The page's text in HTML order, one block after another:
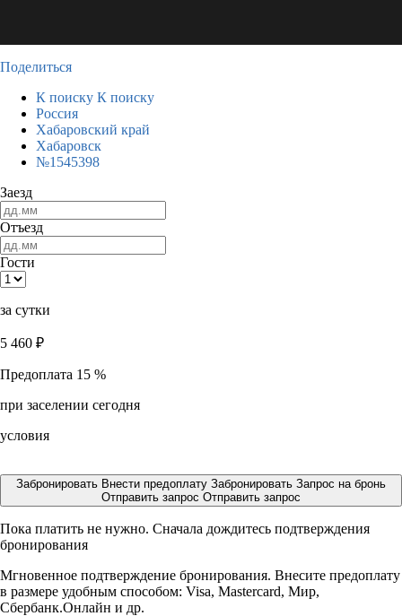
Поделиться
К поиску К поиску
Россия
Хабаровский край
Хабаровск
№1545398
Заезд
Отъезд
Гости
за сутки
5 460 ₽
Предоплата 15 %
при заселении сегодня
условия
Забронировать Внести предоплату Забронировать Запрос на бронь
Отправить запрос Отправить запрос
Пока платить не нужно. Сначала дождитесь подтверждения
бронирования
Мгновенное подтверждение бронирования. Внесите предоплату
в размере удобным способом: Visa, Mastercard, Мир,
Сбербанк.Онлайн и др.